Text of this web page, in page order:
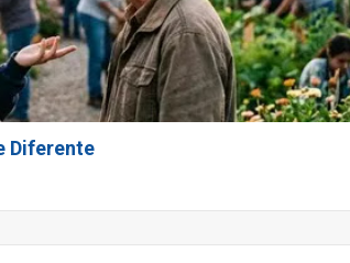
Diferente